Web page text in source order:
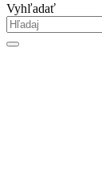
Vyhľadať